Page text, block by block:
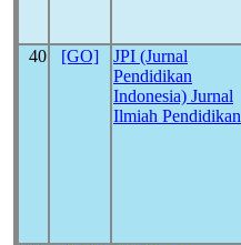
40 [GO]
JPI (Jurnal
Pendidikan
Indonesia) Jurnal
Ilmiah Pendidikan